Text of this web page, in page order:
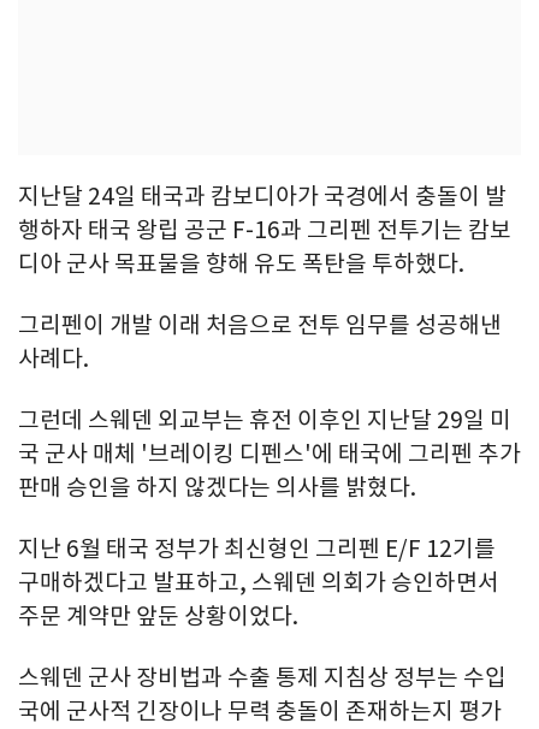
지난달 24일 태국과 캄보디아가 국경에서 충돌이 발
행하자 태국 왕립 공군 F-16과 그리펜 전투기는 캄보
디아 군사 목표물을 향해 유도 폭탄을 투하했다.
그리펜이 개발 이래 처음으로 전투 임무를 성공해낸
사례다.
그런데 스웨덴 외교부는 휴전 이후인 지난달 29일 미
국 군사 매체 '브레이킹 디펜스'에 태국에 그리펜 추가
판매 승인을 하지 않겠다는 의사를 밝혔다.
지난 6월 태국 정부가 최신형인 그리펜 E/F 12기를
구매하겠다고 발표하고, 스웨덴 의회가 승인하면서
주문 계약만 앞둔 상황이었다.
스웨덴 군사 장비법과 수출 통제 지침상 정부는 수입
국에 군사적 긴장이나 무력 충돌이 존재하는지 평가